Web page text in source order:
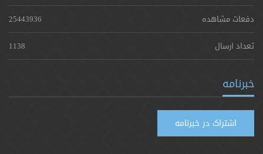
دفعات مشاهده
25443936
تعداد ارسال
1138
خبرنامه
اشتراک در خبرنامه